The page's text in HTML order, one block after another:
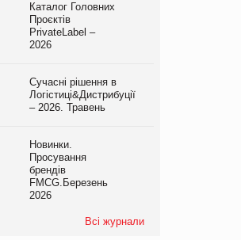
Каталог Головних
Проєктів
PrivateLabel –
2026
Сучасні рішення в
Логістиці&Дистрибуції
– 2026. Травень
Новинки.
Просування
брендів
FMCG.Березень
2026
Всі журнали